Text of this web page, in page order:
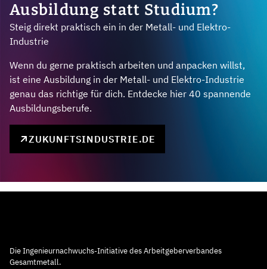
Ausbildung statt Studium?
Steig direkt praktisch ein in der Metall- und Elektro-
Industrie
Wenn du gerne praktisch arbeiten und anpacken willst,
ist eine Ausbildung in der Metall- und Elektro-Industrie
genau das richtige für dich. Entdecke hier 40 spannende
Ausbildungsberufe.
ZUKUNFTSINDUSTRIE.DE
Die Ingenieurnachwuchs-Initiative des Arbeitgeberverbandes
Gesamtmetall.